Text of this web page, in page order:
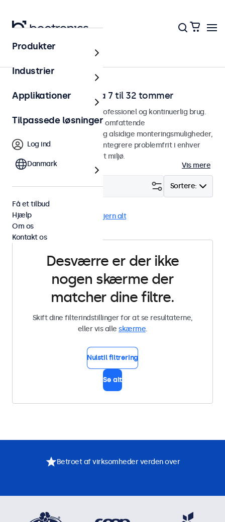
Hjem
RCA-videoskærme fra 7 til 32 tommer
RCA-skærme designet til professionel og kontinuerlig brug.
Vores RCA-skærme tilbyder omfattende
konfigurationsmuligheder og alsidige monteringsmuligheder,
hvilket gør dem nemme at integrere problemfrit i enhver
anvendelsesform og ethvert miljø.
Vis mere
Sortere:
Filter (0)
RCA Fjern alt
Desværre er der ikke
nogen skærme der
matcher dine filtre.
Skift dine filterindstillinger for at se resultaterne,
eller vis alle skærme.
Nulstil filtrering
Se alt
Produkter
Industrier
Applikationer
Tilpassede løsninger
Log ind
Danmark
Få et tilbud
Hjælp
Om os
Kontakt os
Betroet af virksomheder verden over